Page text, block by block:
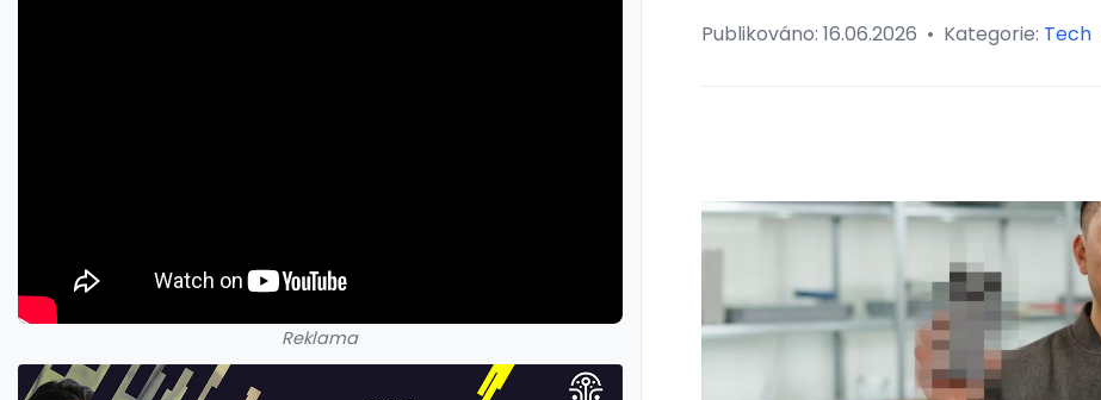
Reklama
Publikováno: 16.06.2026 • Kategorie: Tech